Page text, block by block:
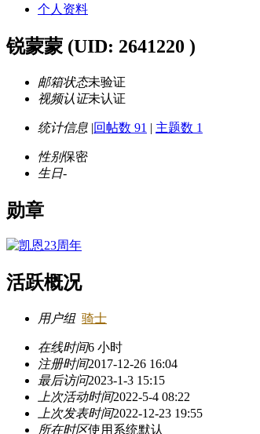
个人资料
锐蒙蒙 (UID: 2641220 )
邮箱状态未验证
视频认证未认证
统计信息 |回帖数 91 | 主题数 1
性别保密
生日-
勋章
活跃概况
用户组 骑士
在线时间6 小时
注册时间2017-12-26 16:04
最后访问2023-1-3 15:15
上次活动时间2022-5-4 08:22
上次发表时间2022-12-23 19:55
所在时区使用系统默认